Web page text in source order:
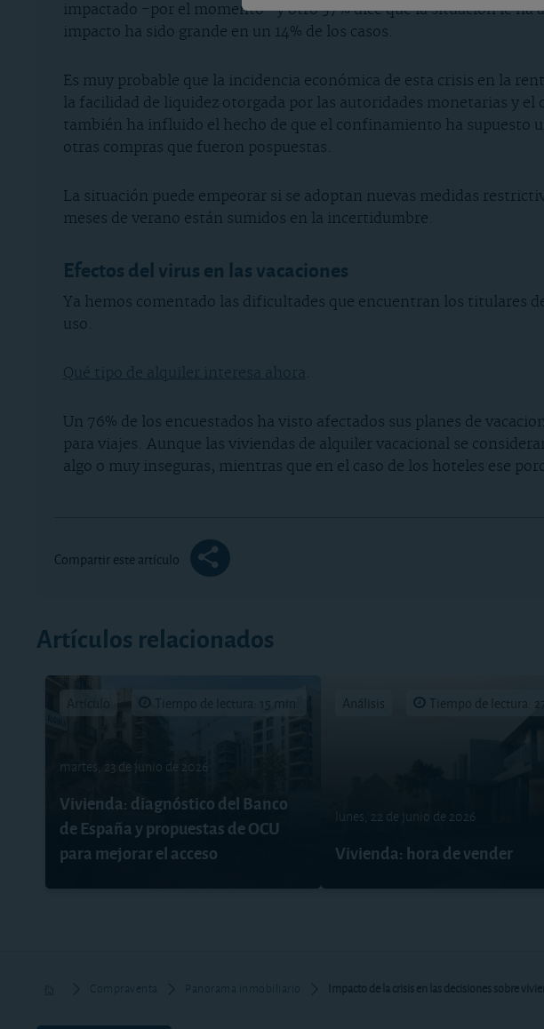
impactado -por el momento- y otro 37% dice que la situación le ha
impacto ha sido grande en un 14% de los casos.
Es muy probable que la incidencia económica de esta crisis en la
la facilidad de liquidez otorgada por las autoridades monetarias y
también ha influido el hecho de que el confinamiento ha supuesto
otras compras que fueron pospuestas.
La situación puede empeorar si se adoptan nuevas medidas
meses de verano están sumidos en la incertidumbre.
Efectos del virus en las vacaciones
Ya hemos comentado las dificultades que encuentran los titulares
uso.
Qué tipo de alquiler interesa ahora.
Un 76% de los encuestados ha visto afectados sus planes de
para viajes. Aunque las viviendas de alquiler vacacional se
algo o muy inseguras, mientras que en el caso de los hoteles ese
Compartir este artículo
Artículos relacionados
Artículo Tiempo de lectura: 15 min.
martes, 23 de junio de 2026
Vivienda: diagnóstico del Banco
de España y propuestas de OCU
para mejorar el acceso
Análisis Tiempo de lectura:
lunes, 22 de junio de 2026
Vivienda: hora de vender
Compraventa Panorama inmobiliario Impacto de la crisis en las decisiones sobre